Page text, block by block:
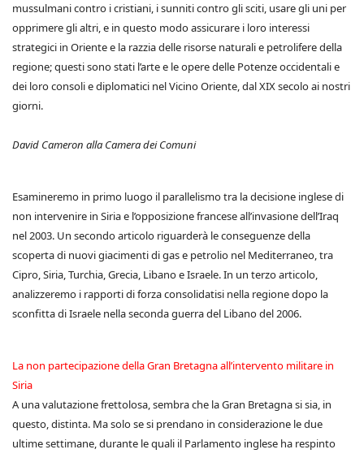
mussulmani contro i cristiani, i sunniti contro gli sciti, usare gli uni per
opprimere gli altri, e in questo modo assicurare i loro interessi
strategici in Oriente e la razzia delle risorse naturali e petrolifere della
regione; questi sono stati l’arte e le opere delle Potenze occidentali e
dei loro consoli e diplomatici nel Vicino Oriente, dal XIX secolo ai nostri
giorni.
David Cameron alla Camera dei Comuni
Esamineremo in primo luogo il parallelismo tra la decisione inglese di
non intervenire in Siria e l’opposizione francese all’invasione dell’Iraq
nel 2003. Un secondo articolo riguarderà le conseguenze della
scoperta di nuovi giacimenti di gas e petrolio nel Mediterraneo, tra
Cipro, Siria, Turchia, Grecia, Libano e Israele. In un terzo articolo,
analizzeremo i rapporti di forza consolidatisi nella regione dopo la
sconfitta di Israele nella seconda guerra del Libano del 2006.
La non partecipazione della Gran Bretagna all’intervento militare in
Siria
A una valutazione frettolosa, sembra che la Gran Bretagna si sia, in
questo, distinta. Ma solo se si prendano in considerazione le due
ultime settimane, durante le quali il Parlamento inglese ha respinto